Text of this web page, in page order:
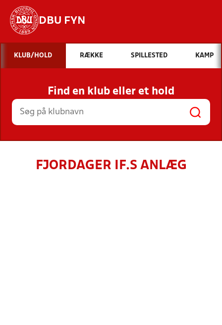
DBU FYN
Hvad vil du søge efter?
INDHOLD OG NYHEDER
STILLINGER, RESULTATER, KLUBBER OG
HOLD
KLUB/HOLD RÆKKE SPILLESTED KAMP
Find en klub eller et hold
FJORDAGER IF.S ANLÆG